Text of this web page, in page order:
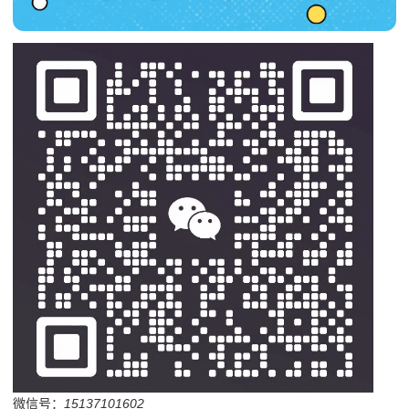
微信号： 15137101602